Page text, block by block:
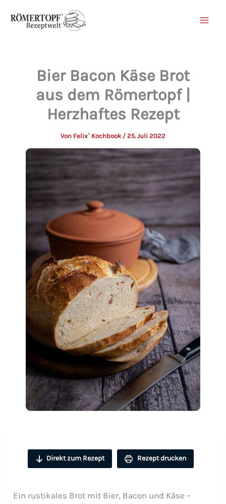
Inhalt
Bier Bacon Käse Brot
aus dem Römertopf |
Herzhaftes Rezept
Von Felix` Kochbook / 25. Juli 2022
Direkt zum Rezept Rezept drucken
Ein rustikales Brot mit Bier, Bacon und Käse –